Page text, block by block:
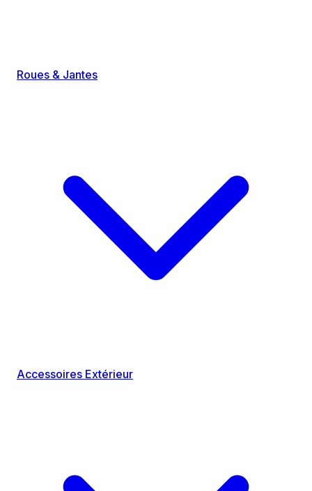
Roues & Jantes
Accessoires Extérieur